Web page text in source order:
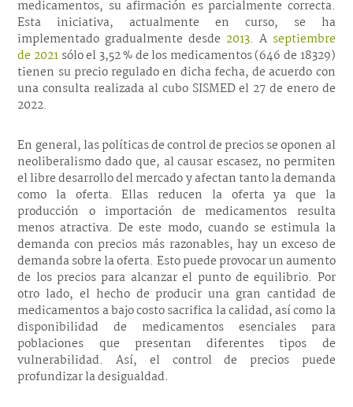
medicamentos, su afirmación es parcialmente correcta.
Esta iniciativa, actualmente en curso, se ha
implementado gradualmente desde 2013. A septiembre
de 2021sólo el 3,52 % de los medicamentos (646 de 18329)
tienen su precio regulado en dicha fecha, de acuerdo con
una consulta realizada al cubo SISMED el 27 de enero de
2022.
En general, las políticas de control de precios se oponen al
neoliberalismo dado que, al causar escasez, no permiten
el libre desarrollo del mercado y afectan tanto la demanda
como la oferta. Ellas reducen la oferta ya que la
producción o importación de medicamentos resulta
menos atractiva. De este modo, cuando se estimula la
demanda con precios más razonables, hay un exceso de
demanda sobre la oferta. Esto puede provocar un aumento
de los precios para alcanzar el punto de equilibrio. Por
otro lado, el hecho de producir una gran cantidad de
medicamentos a bajo costo sacrifica la calidad, así como la
disponibilidad de medicamentos esenciales para
poblaciones que presentan diferentes tipos de
vulnerabilidad. Así, el control de precios puede
profundizar la desigualdad.